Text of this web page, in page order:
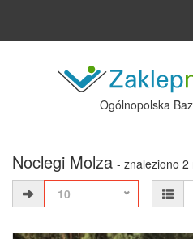
Ogólnopolska
Noclegi Molza - znaleziono 2
10